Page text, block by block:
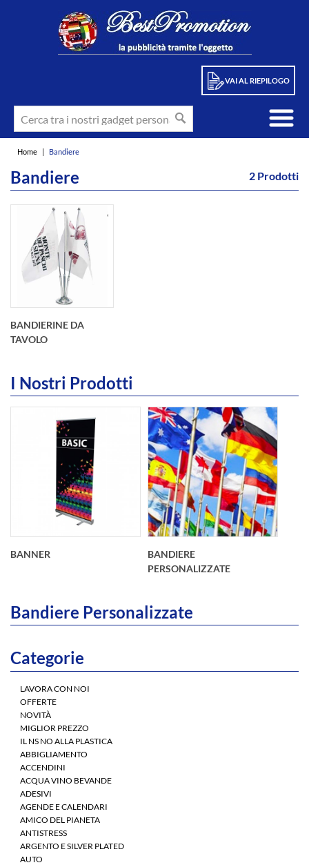
VAI AL RIEPILOGO
Home | Bandiere
Bandiere 2 Prodotti
BANDIERINE DA
TAVOLO
I Nostri Prodotti
Banner avvolgibile di
alta qualitá, perfetto
da usare in fiera, in un
punto vendita o in un
corner.Il tessuto per
banner leggero e
sostenibile
BANNER
BANDIERE
PERSONALIZZATE
Bandiere Personalizzate
Categorie
LAVORA CON NOI
OFFERTE
NOVITÀ
MIGLIOR PREZZO
IL NS NO ALLA PLASTICA
ABBIGLIAMENTO
ACCENDINI
ACQUA VINO BEVANDE
ADESIVI
AGENDE E CALENDARI
AMICO DEL PIANETA
ANTISTRESS
ARGENTO E SILVER PLATED
AUTO